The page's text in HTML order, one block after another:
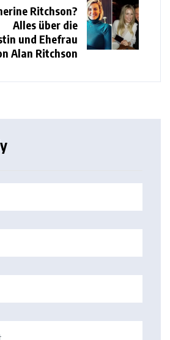
Ritchson?
Alles über die
und Ehefrau
Alan Ritchson